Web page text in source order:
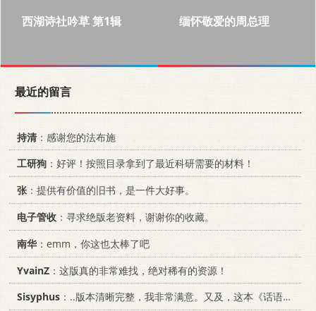
西湖诗社吟草 第1辑
缅怀敬爱的周总理
最近的留言
持清：感谢您的法布施
工研狗 ：好评！按照目录拿到了最近科研需要的材料！
张：提供有价值的旧书，是一件大好事。
电子管收 ：寻求绝版老资料，谢谢你的收藏。
南华 ：emm，你这也太棒了吧
YvainZ ：这版真的非常难找，绝对稀有的资源！
Sisyphus ：..版本清晰完整，我非常满意。又及，这本《话语的真相》...